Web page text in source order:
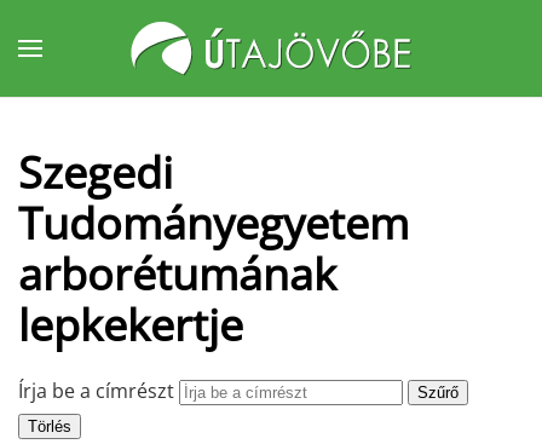
Fő tartalom átugrása
Szegedi
Tudományegyetem
arborétumának
lepkekertje
Írja be a címrészt
Szűrő
Törlés